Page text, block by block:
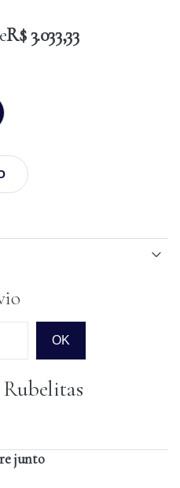
R$ 3.033,33
OK
junto